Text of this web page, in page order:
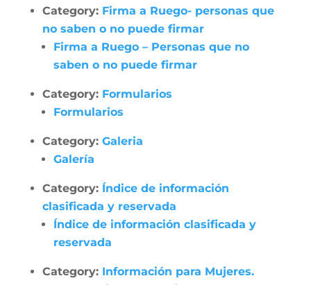
Category: Firma a Ruego- personas que
no saben o no puede firmar
Firma a Ruego – Personas que no
saben o no puede firmar
Category: Formularios
Formularios
Category: Galeria
Galería
Category: Índice de información
clasificada y reservada
Índice de información clasificada y
reservada
Category: Información para Mujeres.